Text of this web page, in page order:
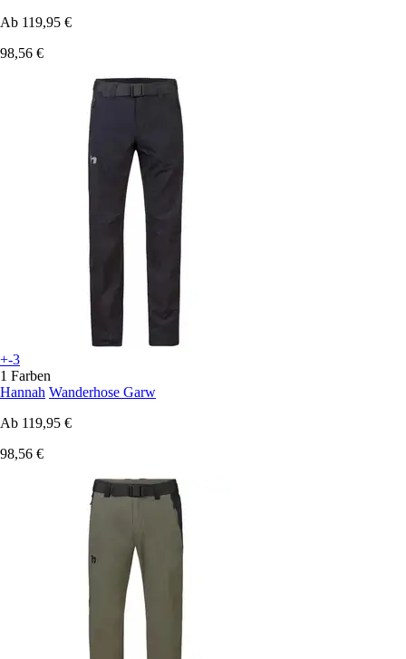
Ab 119,95 €
98,56 €
+-3
1 Farben
Hannah Wanderhose Garw
Ab 119,95 €
98,56 €